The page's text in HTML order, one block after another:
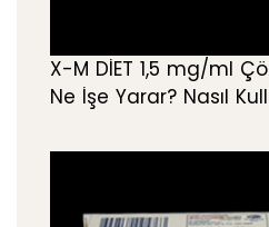
X-M DİET 1,5 mg/ml
Ne İşe Yarar? Nasıl